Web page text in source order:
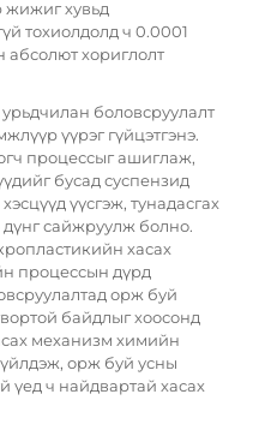
жижиг хувьд
тохиолдолд ч 0.0001
хориглолт
боловсруулалт
үүрэг гүйцэтгэнэ.
процессыг ашиглаж,
бусад суспензид
үүсгэж, тунадасгах
дүнг сайжруулж болно.
хасах
процессын дүрд
орж буй
байдлыг хоосонд
механизм химийн
орж буй усны
ч найдвартай хасах